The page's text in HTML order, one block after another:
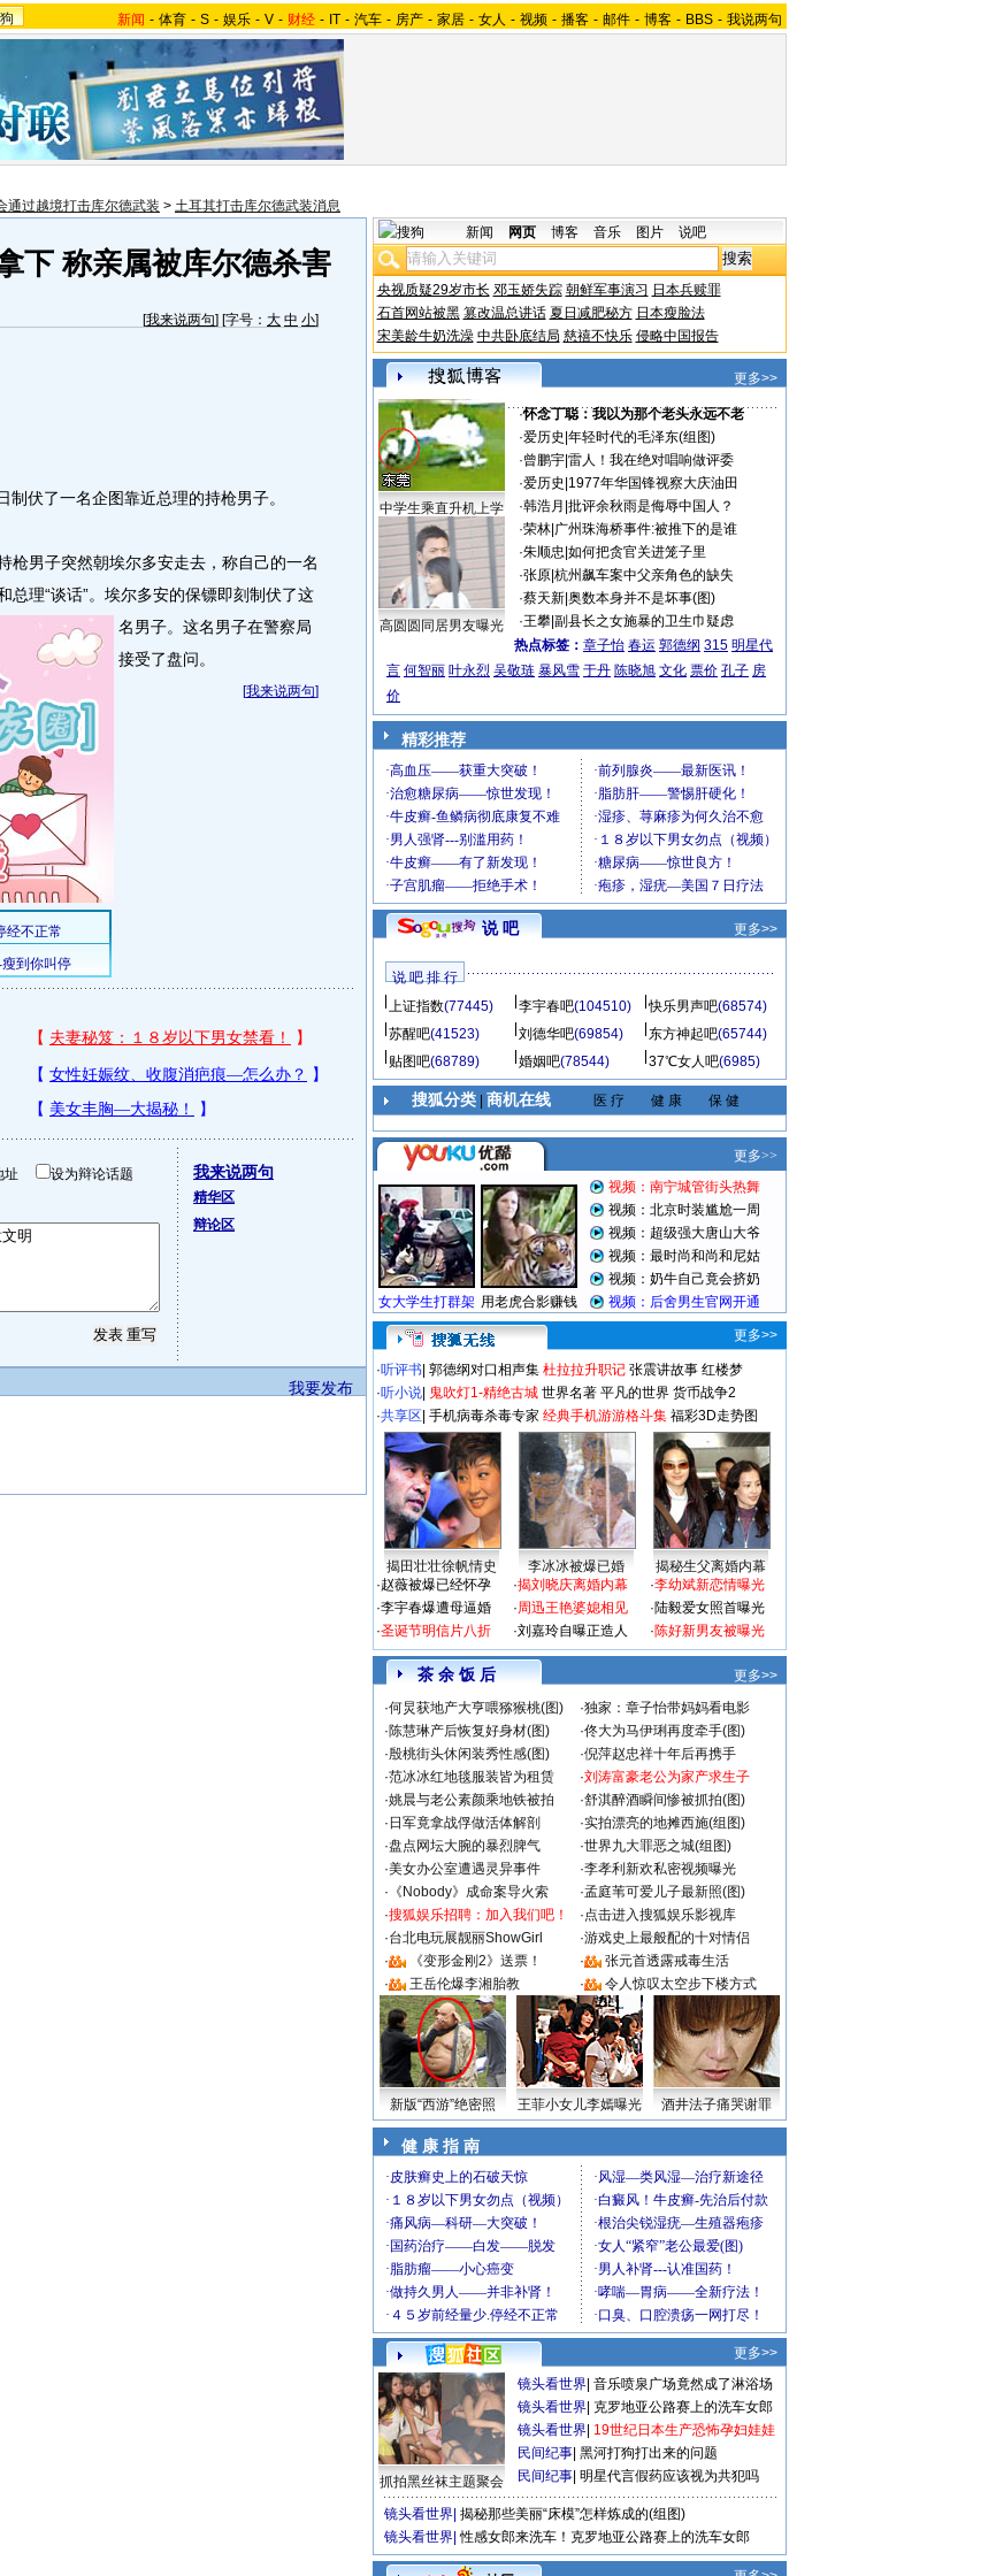
新闻 - 体育 - S - 娱乐 - V - 财经 - IT - 汽车 - 房产 - 家居 - 女人 - 视频 - 播客 - 邮件 - 博客 - BBS - 我说两句
通过越境打击库尔德武装 > 土耳其打击库尔德武装消息
下 称亲属被库尔德杀害
[我来说两句] [字号： 大 中 小]
伏了一名企图靠近总理的持枪男子。
男子突然朝埃尔多安走去，称自己的一名
理“谈话”。 埃尔多安的保镖即刻制伏了这
名男子。这名男子在警察局
接受了盘问。
[我来说两句]
址 设为辩论话题 我来说两句
精华区
辩论区
我要发布
新闻 网页 博客 音乐 图片 说吧
央视质疑29岁市长 邓玉娇失踪 朝鲜军事演习 日本兵赎罪
石首网站被黑 篡改温总讲话 夏日减肥秘方 日本瘦脸法
宋美龄牛奶洗澡 中共卧底结局 慈禧不快乐 侵略中国报告
更多>>
中学生乘直升机上学
高圆圆同居男友曝光
·怀念丁聪：我以为那个老头永远不老
·爱历史 年轻时代的毛泽东(组图)
·曾鹏宇| 雷人！我在绝对唱响做评委
·爱历史 1977年华国锋视察大庆油田
·韩浩月 批评余秋雨是侮辱中国人？
·荣林| 广州珠海桥事件:被推下的是谁
·朱顺忠 如何把贪官关进笼子里
·张原| 杭州飙车案中父亲角色的缺失
·蔡天新| 奥数本身并不是坏事(图)
·王攀| 副县长之女施暴的卫生巾疑虑
热点标签： 章子怡 春运 郭德纲 315 明星代
言 何智丽 叶永烈 吴敬琏 暴风雪 于丹 陈晓旭 文化 票价 孔子 房
价
精彩推荐
说 吧 更多>>
说 吧 排 行
上证指数(77445) 李宇春吧(104510) 快乐男声吧(68574)
苏醒吧(41523) 刘德华吧(69854) 东方神起吧(65744)
贴图吧(68789) 婚姻吧(78544) 37℃女人吧(6985)
搜狐分类| 商机在线 医 疗 健 康 保 健
更多>>
·听评书 郭德纲对口相声集 杜拉拉升职记 张震讲故事 红楼梦
·听小说 鬼吹灯1-精绝古城 世界名著 平凡的世界 货币战争2
·共享区 手机病毒杀毒专家 经典手机游游格斗集 福彩3D走势图
揭田壮壮徐帆情史 李冰冰被爆已婚
揭秘生父离婚内幕
·赵薇被爆已经怀孕
·李宇春爆遭母逼婚
·圣诞节明信片八折
·揭刘晓庆离婚内幕
·周迅王艳婆媳相见
·刘嘉玲自曝正造人
·李幼斌新恋情曝光
·陆毅爱女照首曝光
·陈好新男友被曝光
茶 余 饭 后
更多>>
·何炅获地产大亨喂猕猴桃(图) ·独家：章子怡带妈妈看电影
·陈慧琳产后恢复好身材(图) ·佟大为马伊琍再度牵手(图)
·殷桃街头休闲装秀性感(图) ·倪萍赵忠祥十年后再携手
·范冰冰红地毯服装皆为租赁 ·刘涛富豪老公为家产求生子
·姚晨与老公素颜乘地铁被拍 ·舒淇醉酒瞬间惨被抓拍(图)
· 日军竟拿战俘做活体解剖 ·实拍漂亮的地摊西施(组图)
·盘点网坛大腕的暴烈脾气 ·世界九大罪恶之城(组图)
·美女办公室遭遇灵异事件 ·李孝利新欢私密视频曝光
· 《Nobody》成命案导火索 ·孟庭苇可爱儿子最新照(图)
·搜狐娱乐招聘：加入我们吧！ ·点击进入搜狐娱乐影视库
·台北电玩展靓丽ShowGirl ·游戏史上最般配的十对情侣
·
《变形金刚2》送票！ ·
张元首透露戒毒生活
·
王岳伦爆李湘胎教 · 令人惊叹太空步下楼方式
新版“西游”绝密照 王菲小女儿李嫣曝光 酒井法子痛哭谢罪
健 康 指 南
更多>>
抓拍黑丝袜主题聚会
镜头看世界 音乐喷泉广场竟然成了淋浴场
镜头看世界 克罗地亚公路赛上的洗车女郎
镜头看世界 19世纪日本生产恐怖孕妇娃娃
民间纪事 黑河打狗打出来的问题
民间纪事 明星代言假药应该视为共犯吗
镜头看世界 揭秘那些美丽“床模”怎样炼成的(组图)
镜头看世界 性感女郎来洗车！克罗地亚公路赛上的洗车女郎